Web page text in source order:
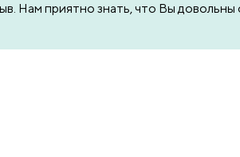
Нам приятно знать, что Вы